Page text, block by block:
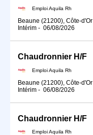
Emploi Aquila Rh
Beaune (21200), Côte-
Intérim - 06/08/2026
Chaudronnier H/F
Emploi Aquila Rh
Beaune (21200), Côte-
Intérim - 06/08/2026
Chaudronnier H/F
Emploi Aquila Rh